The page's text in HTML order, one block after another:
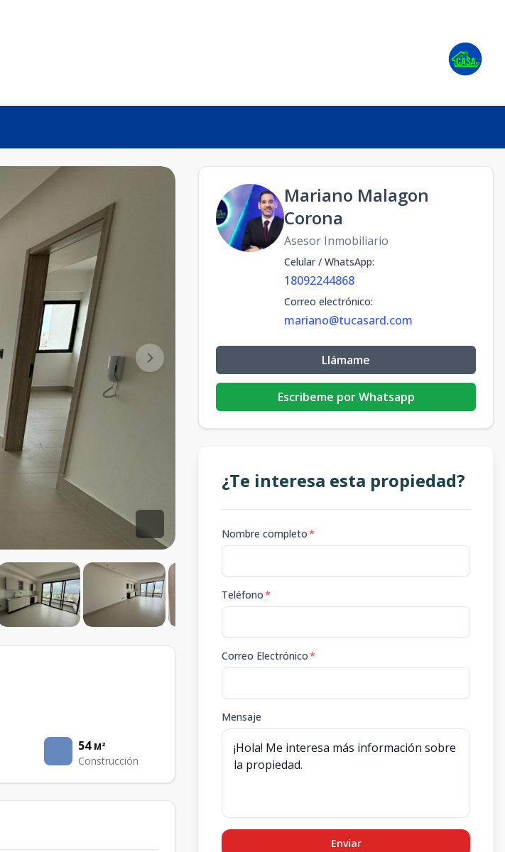
54 M²
Construcción
Mariano Malagon
Corona
Asesor Inmobiliario
Celular / WhatsApp:
18092244868
Correo electrónico:
mariano@tucasard.com
Llámame
Escribeme por Whatsapp
¿Te interesa esta propiedad?
Nombre completo*
Teléfono*
Correo Electrónico*
Mensaje
Enviar